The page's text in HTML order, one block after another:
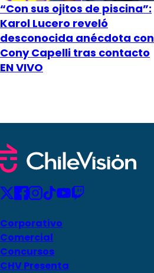
“Con sus ojitos de piscina”:
Karol Lucero reveló
desconocida anécdota con
Cony Capelli tras contacto
EN VIVO
Corporativo
Comercial
Concursos
CHV Presenta